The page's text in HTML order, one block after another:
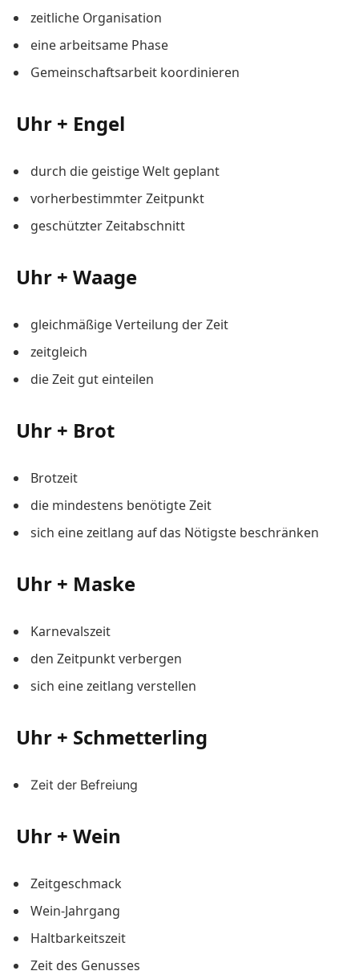
zeitliche Organisation
eine arbeitsame Phase
Gemeinschaftsarbeit koordinieren
Uhr + Engel
durch die geistige Welt geplant
vorherbestimmter Zeitpunkt
geschützter Zeitabschnitt
Uhr + Waage
gleichmäßige Verteilung der Zeit
zeitgleich
die Zeit gut einteilen
Uhr + Brot
Brotzeit
die mindestens benötigte Zeit
sich eine zeitlang auf das Nötigste beschränken
Uhr + Maske
Karnevalszeit
den Zeitpunkt verbergen
sich eine zeitlang verstellen
Uhr + Schmetterling
Zeit der Befreiung
Uhr + Wein
Zeitgeschmack
Wein-Jahrgang
Haltbarkeitszeit
Zeit des Genusses